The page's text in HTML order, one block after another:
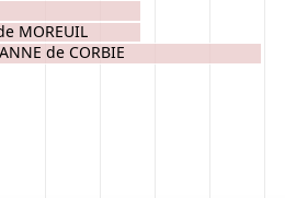
MOREUIL
de CORBIE